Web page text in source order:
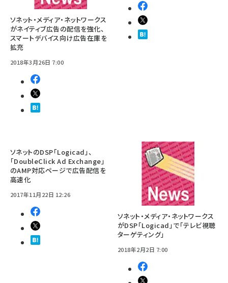
ソネット・メディア・ネットワークス
がネイティブ広告の配信を強化、
スマートデバイス向け広告在庫を
拡充
2018年3月26日 7:00
ソネットのDSP「Logicad」、
「DoubleClick Ad Exchange」
のAMP対応ページで広告配信を
高速化
2017年11月22日 12:26
ソネット・メディア・ネットワークス
がDSP「Logicad」で「テレビ視聴
ターゲティング」
2018年2月2日 7:00